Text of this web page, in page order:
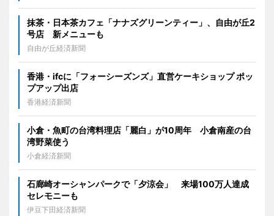
抹茶・日本茶カフェ「ナナズグリーンティー」、自由が丘2
号店 新メニューも
自由が丘経済新聞
香港・ifcに「フォーシーズンズ」直営ケーキショップ ポッ
プアップ出店
香港経済新聞
小倉・魚町の台湾料理店「麗白」が10周年 小倉南産の台
湾野菜使う
小倉経済新聞
石廊崎オーシャンパークで「夕涼会」 来場100万人達成
セレモニーも
伊豆下田経済新聞